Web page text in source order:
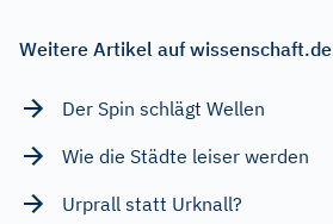
Weitere Artikel auf wissenschaft.de
Der Spin schlägt Wellen
Wie die Städte leiser werden
Urprall statt Urknall?